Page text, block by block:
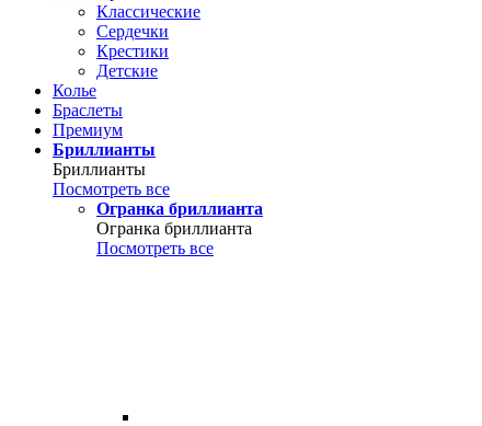
Классические
Сердечки
Крестики
Детские
Колье
Браслеты
Премиум
Бриллианты
Бриллианты
Посмотреть все
Огранка бриллианта
Огранка бриллианта
Посмотреть все